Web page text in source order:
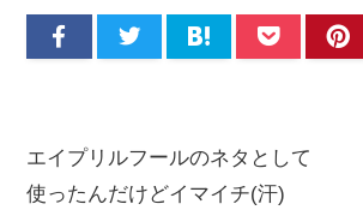
エイプリルフールのネタとして
使ったんだけどイマイチ(汗)